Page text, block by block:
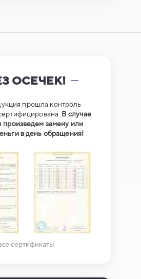
ОСЕЧЕК!
прошла контроль
В случае
произведем замену или
в день обращения!
сертификаты